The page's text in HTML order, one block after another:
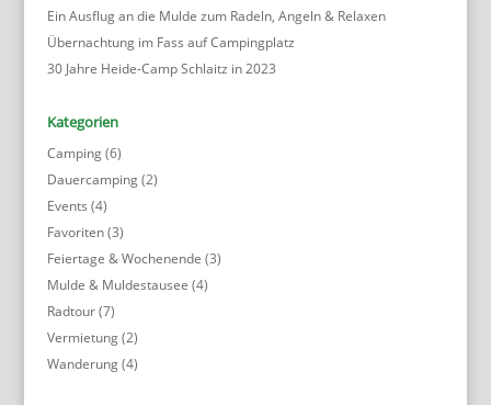
Ein Ausflug an die Mulde zum Radeln, Angeln & Relaxen
Übernachtung im Fass auf Campingplatz
30 Jahre Heide-Camp Schlaitz in 2023
Kategorien
Camping(6)
Dauercamping(2)
Events (4)
Favoriten(3)
Feiertage & Wochenende (3)
Mulde & Muldestausee (4)
Radtour(7)
Vermietung(2)
Wanderung(4)